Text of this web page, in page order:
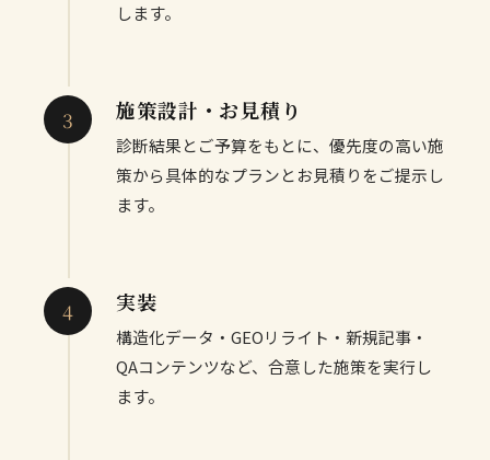
します。
施策設計・お見積り
診断結果とご予算をもとに、優先度の高い施
策から具体的なプランとお見積りをご提示し
ます。
実装
構造化データ・GEOリライト・新規記事・
QAコンテンツなど、合意した施策を実行し
ます。